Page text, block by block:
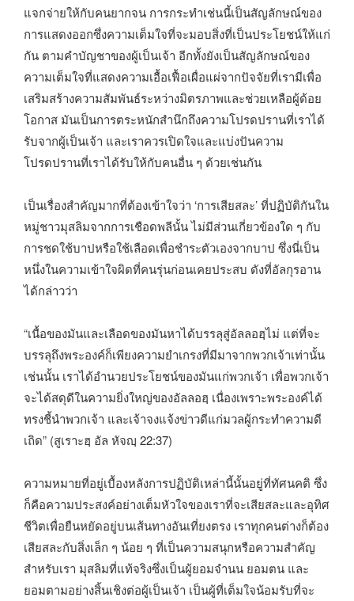
แจกจ่ายให้กับคนยากจน การกระทำเช่นนี้เป็นสัญลักษณ์ของ
การแสดงออกซึ่งความเต็มใจที่จะมอบสิ่งที่เป็นประโยชน์ให้แก่
กัน ตามคำบัญชาของผู้เป็นเจ้า อีกทั้งยังเป็นสัญลักษณ์ของ
ความเต็มใจที่แสดงความเอื้อเฟื้อเผื่อแผ่จากปัจจัยที่เรามีเพื่อ
เสริมสร้างความสัมพันธ์ระหว่างมิตรภาพและช่วยเหลือผู้ด้อย
โอกาส มันเป็นการตระหนักสำนึกถึงความโปรดปรานที่เราได้
รับจากผู้เป็นเจ้า และเราควรเปิดใจและแบ่งปันความ
โปรดปรานที่เราได้รับให้กับคนอื่น ๆ ด้วยเช่นกัน
เป็นเรื่องสำคัญมากที่ต้องเข้าใจว่า ‘การเสียสละ’ ที่ปฏิบัติกันใน
หมู่ชาวมุสลิมจากการเชือดพลีนั้น ไม่มีส่วนเกี่ยวข้องใด ๆ กับ
การชดใช้บาปหรือใช้เลือดเพื่อชำระตัวเองจากบาป ซึ่งนี่เป็น
หนึ่งในความเข้าใจผิดที่คนรุ่นก่อนเคยประสบ ดังที่อัลกุรอาน
ได้กล่าวว่า
“เนื้อของมันและเลือดของมันหาได้บรรลุสู่อัลลอฮฺไม่ แต่ที่จะ
บรรลุถึงพระองค์ก็เพียงความยำเกรงที่มีมาจากพวกเจ้าเท่านั้น
เช่นนั้น เราได้อำนวยประโยชน์ของมันแก่พวกเจ้า เพื่อพวกเจ้า
จะได้สดุดีในความยิ่งใหญ่ของอัลลอฮฺ เนื่องเพราะพระองค์ได้
ทรงชี้นำพวกเจ้า และเจ้าจงแจ้งข่าวดีแก่มวลผู้กระทำความดี
เถิด” (สูเราะฮฺ อัล หัจญฺ 22:37)
ความหมายที่อยู่เบื้องหลังการปฏิบัติเหล่านี้นั้นอยู่ที่ทัศนคติ ซึ่ง
ก็คือความประสงค์อย่างเต็มหัวใจของเราที่จะเสียสละและอุทิศ
ชีวิตเพื่อยืนหยัดอยู่บนเส้นทางอันเที่ยงตรง เราทุกคนต่างก็ต้อง
เสียสละกับสิ่งเล็ก ๆ น้อย ๆ ที่เป็นความสนุกหรือความสำคัญ
สำหรับเรา มุสลิมที่แท้จริงซึ่งเป็นผู้ยอมจำนน ยอมตน และ
ยอมตามอย่างสิ้นเชิงต่อผู้เป็นเจ้า เป็นผู้ที่เต็มใจน้อมรับที่จะ